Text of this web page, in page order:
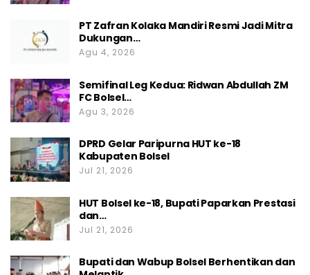
PT Zafran Kolaka Mandiri Resmi Jadi Mitra
Dukungan…
Agu 4, 2026
Semifinal Leg Kedua: Ridwan Abdullah ZM
FC Bolsel…
Agu 3, 2026
DPRD Gelar Paripurna HUT ke-18
Kabupaten Bolsel
Jul 21, 2026
HUT Bolsel ke-18, Bupati Paparkan Prestasi
dan…
Jul 21, 2026
Bupati dan Wabup Bolsel Berhentikan dan